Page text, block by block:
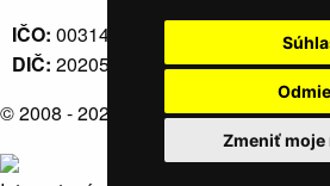
Zmeniť moje
IČO: 00314676
DIČ: 2020571707
© 2008 - 2026
Námestovo.sk